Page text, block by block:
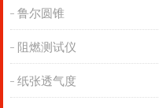
鲁尔圆锥
阻燃测试仪
纸张透气度